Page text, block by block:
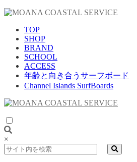
TOP
SHOP
BRAND
SCHOOL
ACCESS
年齢と向き合うサーフボード
Channel Islands SurfBoards
×